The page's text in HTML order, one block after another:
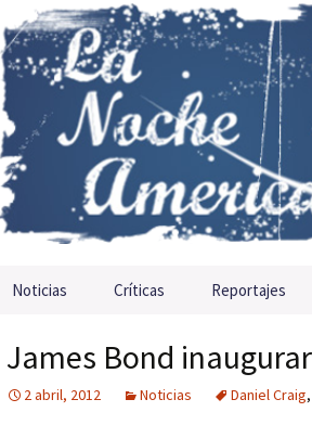
Saltar al contenido
Noticias Críticas Reportajes
James Bond
2 abril, 2012 Noticias Daniel Craig,